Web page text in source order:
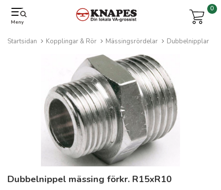
Meny
0
Startsidan Kopplingar & Rör Mässingsrördelar Dubbelnipplar
Dubbelnippel mässing förkr. R15xR10